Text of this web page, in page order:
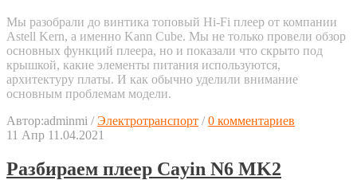
Мы разобрали до винтика топовый Hi-Fi плеер от компании
Astell Kern, а именно Kann Cube. Мы не только провели обзор
основных функций плеера, но и показали что скрыто под
крышкой, какие элементы питания используются,
архитектуру платы. И как обычно уделили внимание
основным проблемам модели.
Автор:adminmi / Электротранспорт / 0 комментариев
11 Апр 11.04.2021
Разбираем плеер Cayin N6 MK2